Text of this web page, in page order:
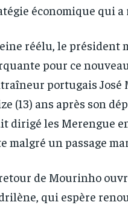
économique qui
réélu, le président
pour ce
portugais
(13) ans après son
dirigé les Merengue
malgré un passage
de Mourinho
qui espère